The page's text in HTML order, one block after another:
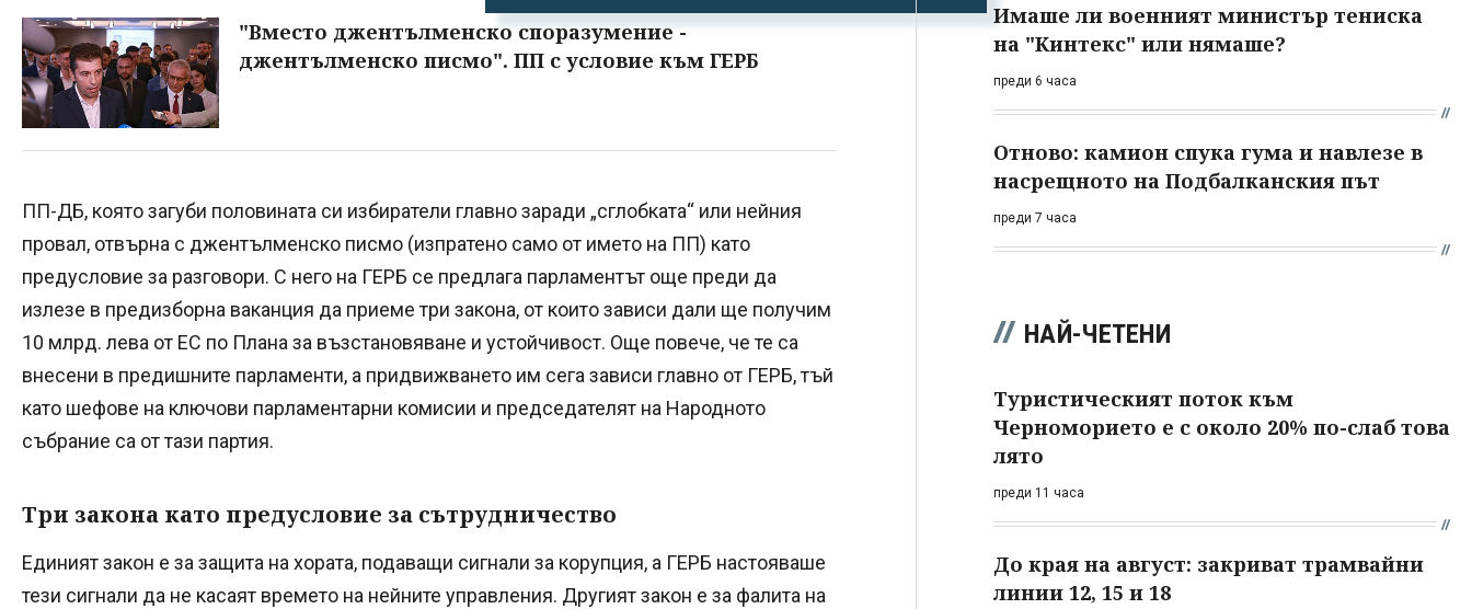
"Вместо джентълменско споразумение -
джентълменско писмо". ПП с условие към ГЕРБ
ПП-ДБ, която загуби половината си избиратели главно заради „сглобката“ или нейния
провал, отвърна с джентълменско писмо (изпратено само от името на ПП) като
предусловие за разговори. С него на ГЕРБ се предлага парламентът още преди да
излезе в предизборна ваканция да приеме три закона, от които зависи дали ще получим
10 млрд. лева от ЕС по Плана за възстановяване и устойчивост. Още повече, че те са
внесени в предишните парламенти, а придвижването им сега зависи главно от ГЕРБ, тъй
като шефове на ключови парламентарни комисии и председателят на Народното
събрание са от тази партия.
Три закона като предусловие за сътрудничество
Единият закон е за защита на хората, подаващи сигнали за корупция, а ГЕРБ настояваше
тези сигнали да не касаят времето на нейните управления. Другият закон е за фалита на
Имаше ли военният министър тениска
на "Кинтекс" или нямаше?
преди 6 часа
Отново: камион спука гума и навлезе в
насрещното на Подбалканския път
преди 7 часа
НАЙ-ЧЕТЕНИ
Туристическият поток към
Черноморието е с около 20% по-слаб това
лято
преди 11 часа
До края на август: закриват трамвайни
линии 12, 15 и 18